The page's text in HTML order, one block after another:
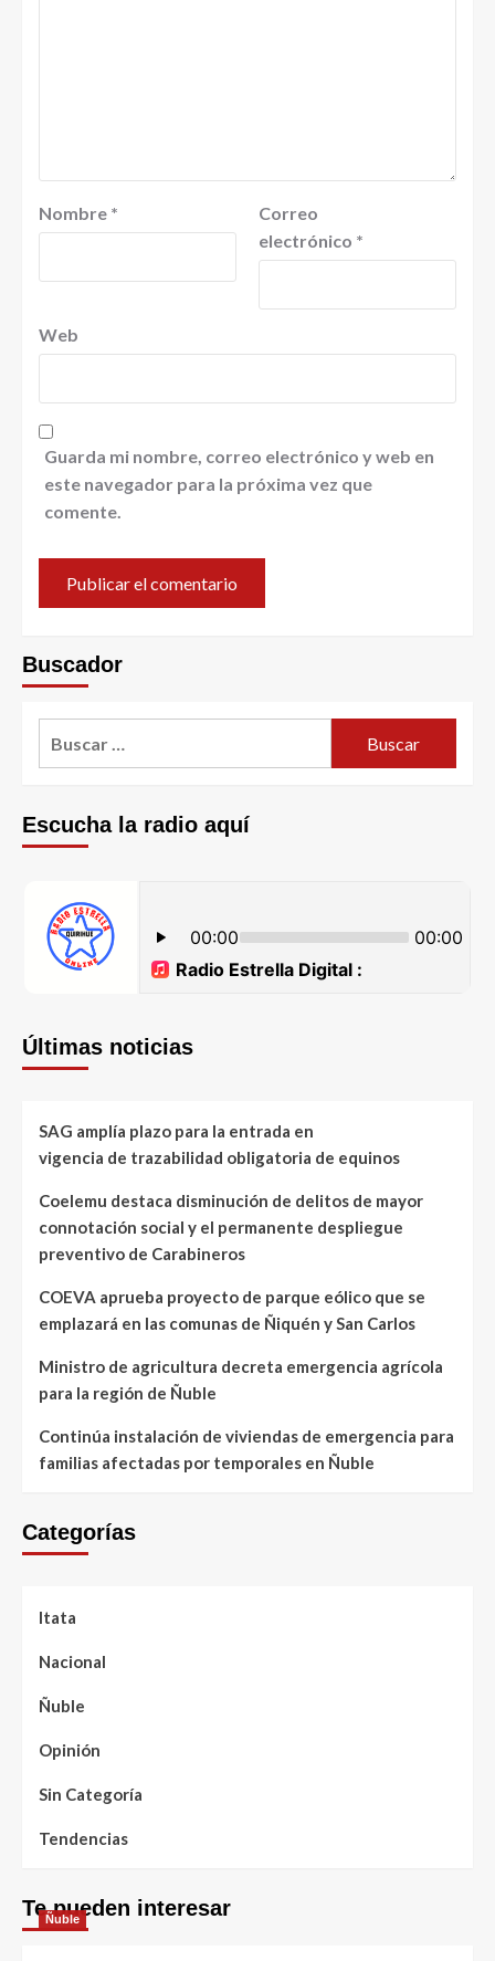
Nombre *
Correo
electrónico *
Web
Guarda mi nombre, correo electrónico y web en
este navegador para la próxima vez que
comente.
Buscador
Escucha la radio aquí
Últimas noticias
SAG amplía plazo para la entrada en
vigencia de trazabilidad obligatoria de equinos
Coelemu destaca disminución de delitos de mayor
connotación social y el permanente despliegue
preventivo de Carabineros
COEVA aprueba proyecto de parque eólico que se
emplazará en las comunas de Ñiquén y San Carlos
Ministro de agricultura decreta emergencia agrícola
para la región de Ñuble
Continúa instalación de viviendas de emergencia para
familias afectadas por temporales en Ñuble
Categorías
Itata
Nacional
Ñuble
Opinión
Sin Categoría
Tendencias
Te pueden interesar
Ñuble